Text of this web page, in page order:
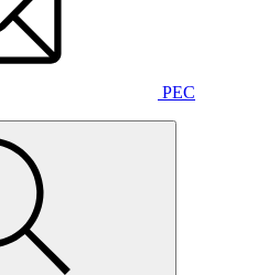
PEC